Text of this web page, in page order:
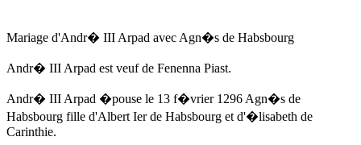
Mariage d'Andr� III Arpad avec Agn�s de Habsbourg
Andr� III Arpad est veuf de Fenenna Piast.
Andr� III Arpad �pouse le 13 f�vrier 1296 Agn�s de
Habsbourg fille d'Albert Ier de Habsbourg et d'�lisabeth de
Carinthie.